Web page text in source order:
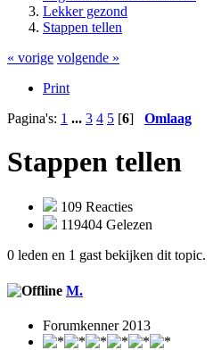
Lekker gezond
Stappen tellen
« vorige volgende »
Print
Pagina's: 1 ... 3 4 5 [6] Omlaag
Stappen tellen
109 Reacties
119404 Gelezen
0 leden en 1 gast bekijken dit topic.
M.
Forumkenner 2013